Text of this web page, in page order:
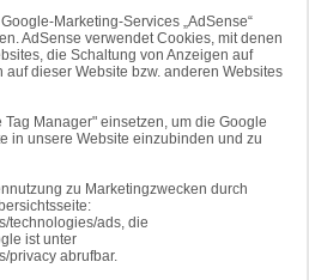
Marketing-Services „AdSense“
AdSense verwendet Cookies, mit denen
die Schaltung von Anzeigen auf
auf dieser Website bzw. anderen Websites
Manager" einsetzen, um die Google
in unsere Website einzubinden und zu
zu Marketingzwecken durch
technologies/ads, die
ist unter
privacy abrufbar.